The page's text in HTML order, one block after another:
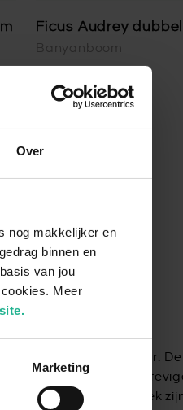
Over
nog makkelijker en
binnen en
van jou
Meer
Marketing
Ficus Audrey
Banyanboom
150 cm
diepgroene kleur. De
heeft een rechte,
diegenen die op zoek